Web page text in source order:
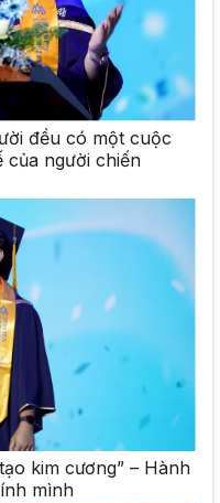
đều có một cuộc
người chiến
kim cương” – Hành
mình